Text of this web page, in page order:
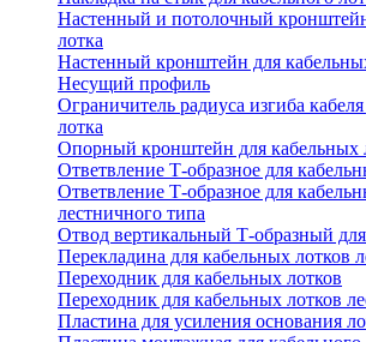
Настенный и потолочный
лотка
Настенный кронштейн для
Несущий профиль
Ограничитель радиуса изгиба
лотка
Опорный кронштейн для кабельных
Ответвление Т-образное для
Ответвление Т-образное для
лестничного типа
Отвод вертикальный Т-образный для
Перекладина для кабельных лотков
Переходник для кабельных лотков
Переходник для кабельных лотков
Пластина для усиления основания